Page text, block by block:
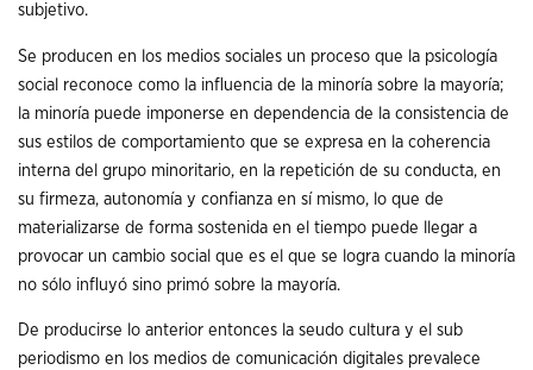
subjetivo.
Se producen en los medios sociales un proceso que la psicología
social reconoce como la influencia de la minoría sobre la mayoría;
la minoría puede imponerse en dependencia de la consistencia de
sus estilos de comportamiento que se expresa en la coherencia
interna del grupo minoritario, en la repetición de su conducta, en
su firmeza, autonomía y confianza en sí mismo, lo que de
materializarse de forma sostenida en el tiempo puede llegar a
provocar un cambio social que es el que se logra cuando la minoría
no sólo influyó sino primó sobre la mayoría.
De producirse lo anterior entonces la seudo cultura y el sub
periodismo en los medios de comunicación digitales prevalece